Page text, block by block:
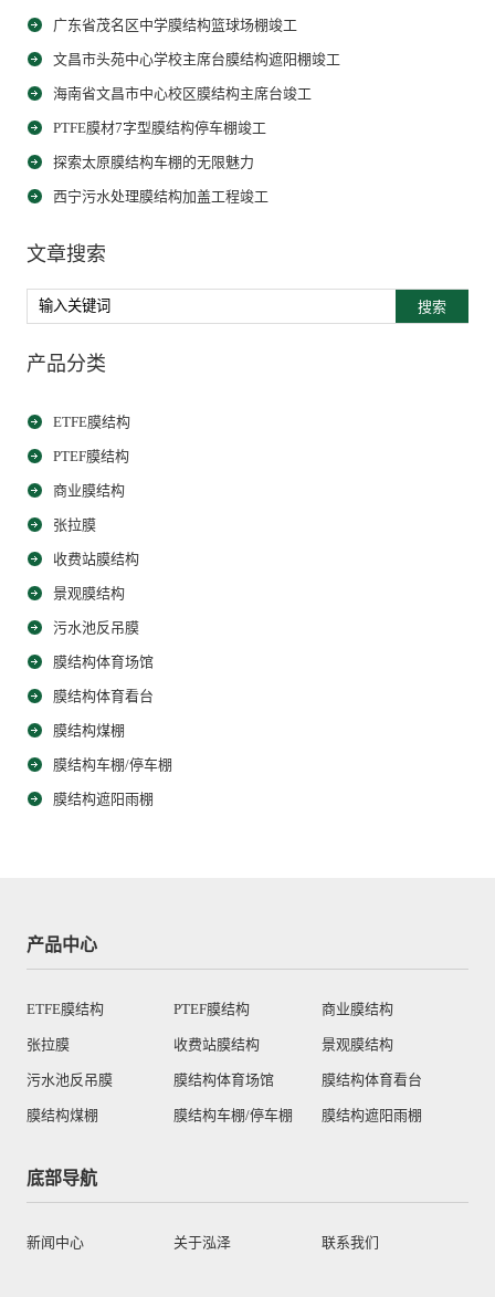
广东省茂名区中学膜结构篮球场棚竣工
文昌市头苑中心学校主席台膜结构遮阳棚竣工
海南省文昌市中心校区膜结构主席台竣工
PTFE膜材7字型膜结构停车棚竣工
探索太原膜结构车棚的无限魅力
西宁污水处理膜结构加盖工程竣工
文章搜索
搜索
产品分类
ETFE膜结构
PTEF膜结构
商业膜结构
张拉膜
收费站膜结构
景观膜结构
污水池反吊膜
膜结构体育场馆
膜结构体育看台
膜结构煤棚
膜结构车棚/停车棚
膜结构遮阳雨棚
产品中心
ETFE膜结构 PTEF膜结构 商业膜结构
张拉膜 收费站膜结构 景观膜结构
污水池反吊膜 膜结构体育场馆 膜结构体育看台
膜结构煤棚 膜结构车棚/停车棚 膜结构遮阳雨棚
底部导航
新闻中心 关于泓泽 联系我们